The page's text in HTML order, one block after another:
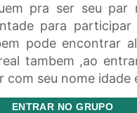
pra ser seu par
para participar
pode encontrar
tambem ,ao
com seu nome idade
ENTRAR NO GRUPO